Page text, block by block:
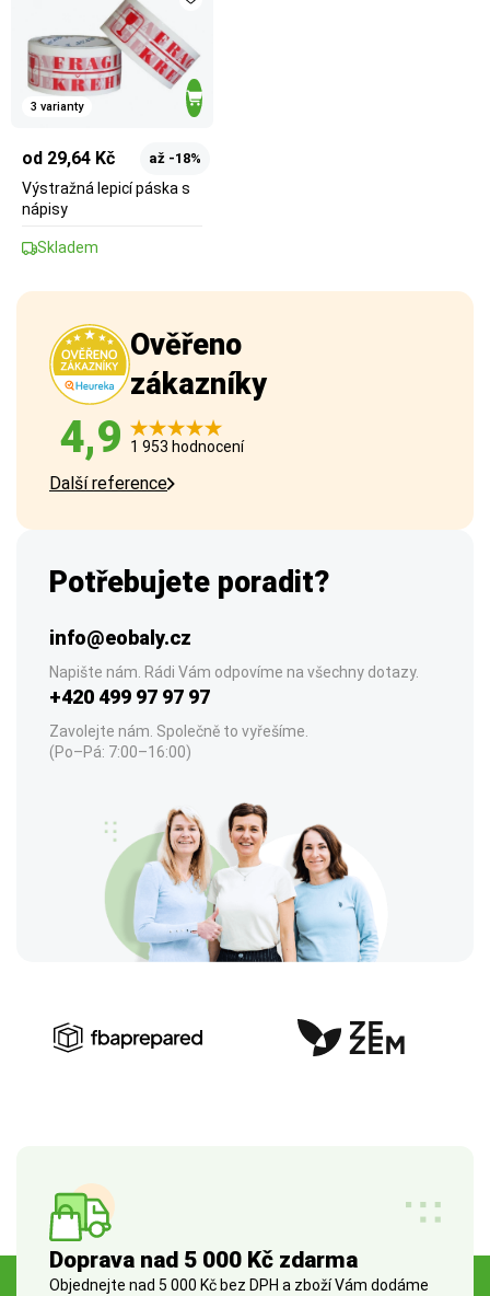
3 varianty
od 29,64 Kč až -18%
Výstražná lepicí páska s
nápisy
Skladem
Ověřeno
zákazníky
4,9 1 953 hodnocení
Další reference
Potřebujete poradit?
info@eobaly.cz
Napište nám. Rádi Vám odpovíme na všechny dotazy.
+420 499 97 97 97
Zavolejte nám. Společně to vyřešíme.
(Po–Pá: 7:00–16:00)
Doprava nad 5 000 Kč zdarma
Objednejte nad 5 000 Kč bez DPH a zboží Vám dodáme